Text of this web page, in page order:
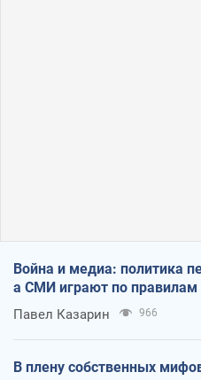
Война и медиа: политика
а СМИ играют по правилам
Павел Казарин 966
В плену собственных